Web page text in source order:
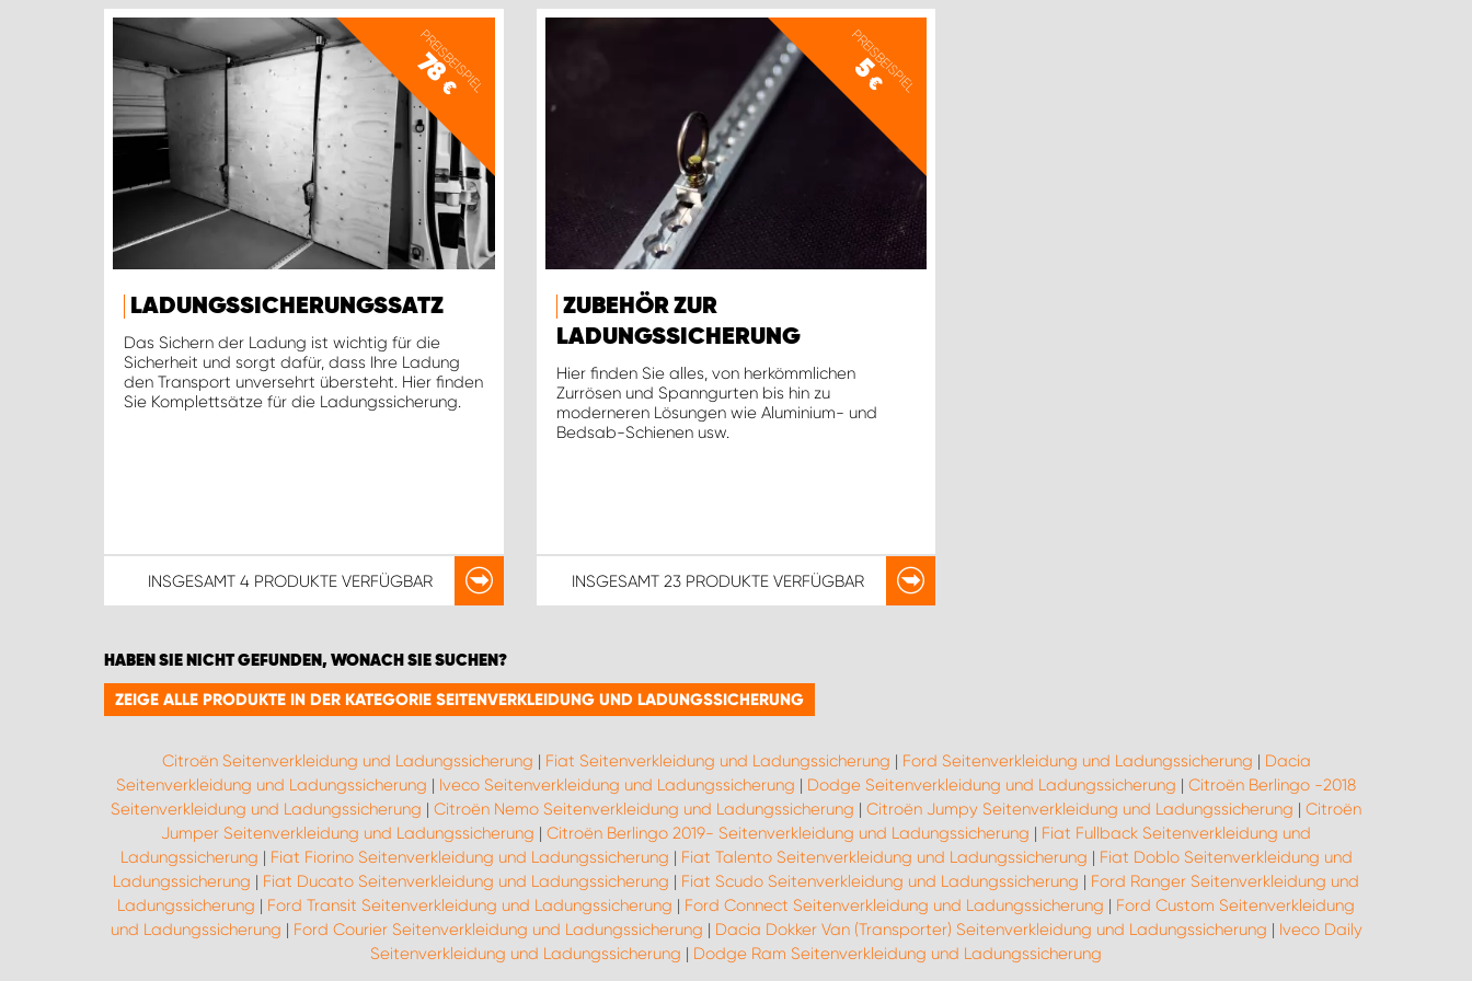
PREISBEISPIEL
78
€
LADUNGSSICHERUNGSSATZ
Das Sichern der Ladung ist wichtig für die
Sicherheit und sorgt dafür, dass Ihre Ladung
den Transport unversehrt übersteht. Hier finden
Sie Komplettsätze für die Ladungssicherung.
INSGESAMT 4 PRODUKTEVERFÜGBAR
PREISBEISPIEL
5
€
ZUBEHÖR ZUR
LADUNGSSICHERUNG
Hier finden Sie alles, von herkömmlichen
Zurrösen und Spanngurten bis hin zu
moderneren Lösungen wie Aluminium- und
Bedsab-Schienen usw.
INSGESAMT 23 PRODUKTE VERFÜGBAR
HABEN SIE NICHT GEFUNDEN, WONACH SIE SUCHEN?
ZEIGE ALLE PRODUKTE IN DER KATEGORIE SEITENVERKLEIDUNG UND LADUNGSSICHERUNG
Citroën Seitenverkleidung und Ladungssicherung | Fiat Seitenverkleidung und Ladungssicherung | Ford Seitenverkleidung und Ladungssicherung | Dacia
Seitenverkleidung und Ladungssicherung | Iveco Seitenverkleidung und Ladungssicherung | Dodge Seitenverkleidung und Ladungssicherung | Citroën Berlingo -2018
Seitenverkleidung und Ladungssicherung | Citroën Nemo Seitenverkleidung und Ladungssicherung | Citroën Jumpy Seitenverkleidung und Ladungssicherung | Citroën
Jumper Seitenverkleidung und Ladungssicherung | Citroën Berlingo 2019- Seitenverkleidung und Ladungssicherung | Fiat Fullback Seitenverkleidung und
Ladungssicherung | Fiat Fiorino Seitenverkleidung und Ladungssicherung | Fiat Talento Seitenverkleidung und Ladungssicherung | Fiat Doblo Seitenverkleidung und
Ladungssicherung | Fiat Ducato Seitenverkleidung und Ladungssicherung | Fiat Scudo Seitenverkleidung und Ladungssicherung | Ford Ranger Seitenverkleidung und
Ladungssicherung | Ford Transit Seitenverkleidung und Ladungssicherung | Ford Connect Seitenverkleidung und Ladungssicherung | Ford Custom Seitenverkleidung
und Ladungssicherung | Ford Courier Seitenverkleidung und Ladungssicherung | Dacia Dokker Van (Transporter) Seitenverkleidung und Ladungssicherung | Iveco Daily
Seitenverkleidung und Ladungssicherung | Dodge Ram Seitenverkleidung und Ladungssicherung